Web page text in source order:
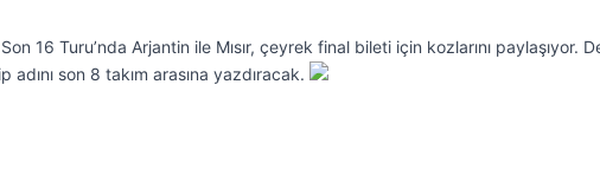
16 Turu’nda Arjantin ile Mısır, çeyrek final bileti için kozlarını paylaşıyor.
son 8 takım arasına yazdıracak.